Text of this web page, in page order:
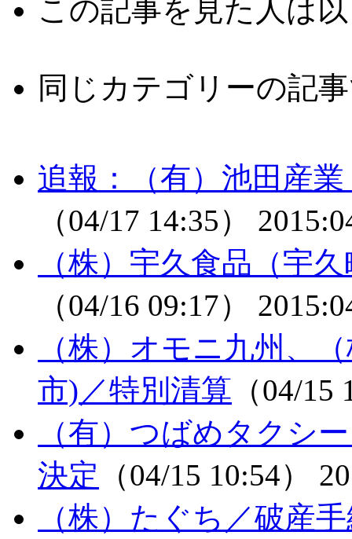
この記事を見た人は
同じカテゴリーの記
追報：（有）池田産
（04/17 14:35）
（株）宇久食品（宇
（04/16 09:17）
（株）オモニ九州、
市)／特別清算 （04/
（有）つばめタクシ
決定 （04/15 10:54）
（株）たぐち／破産